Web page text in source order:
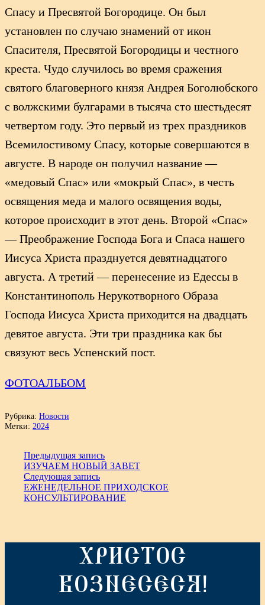
Спасу и Пресвятой Богородице. Он был
установлен по случаю знамений от икон
Спасителя, Пресвятой Богородицы и честного
креста. Чудо случилось во время сражения
святого благоверного князя Андрея Боголюбского
с волжскими булгарами в тысяча сто шестьдесят
четвертом году. Это первый из трех праздников
Всемилостивому Спасу, которые совершаются в
августе. В народе он получил название —
«медовый Спас» или «мокрый Спас», в честь
освящения меда и малого освящения воды,
которое происходит в этот день. Второй «Спас»
— Преображение Господа Бога и Спаса нашего
Иисуса Христа празднуется девятнадцатого
августа. А третий — перенесение из Едессы в
Константинополь Нерукотворного Образа
Господа Иисуса Христа приходится на двадцать
девятое августа. Эти три праздника как бы
связуют весь Успенский пост.
ФОТОАЛЬБОМ
Рубрика: Новости
Метки: 2024
Предыдущая запись
ИЗУЧАЕМ НОВЫЙ ЗАВЕТ
Следующая запись
ЕЖЕНЕДЕЛЬНОЕ ПРИХОДСКОЕ
КОНСУЛЬТИРОВАНИЕ
ХРИСТОС
ВОЗНЕСЕСЯ!